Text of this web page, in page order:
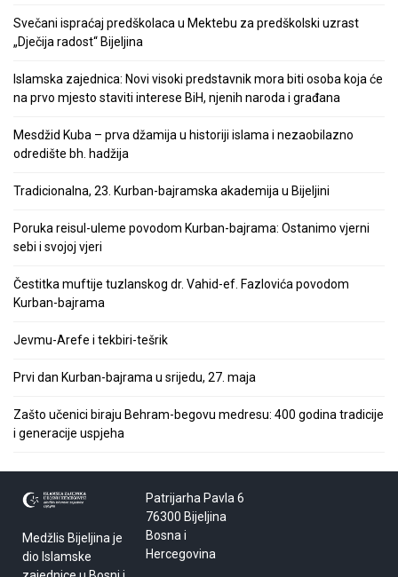
Svečani ispraćaj predškolaca u Mektebu za predškolski uzrast
„Dječija radost“ Bijeljina
Islamska zajednica: Novi visoki predstavnik mora biti osoba koja će
na prvo mjesto staviti interese BiH, njenih naroda i građana
Mesdžid Kuba – prva džamija u historiji islama i nezaobilazno
odredište bh. hadžija
Tradicionalna, 23. Kurban-bajramska akademija u Bijeljini
Poruka reisul-uleme povodom Kurban-bajrama: Ostanimo vjerni
sebi i svojoj vjeri
Čestitka muftije tuzlanskog dr. Vahid-ef. Fazlovića povodom
Kurban-bajrama
Jevmu-Arefe i tekbiri-tešrik
Prvi dan Kurban-bajrama u srijedu, 27. maja
Zašto učenici biraju Behram-begovu medresu: 400 godina tradicije
i generacije uspjeha
Medžlis Bijeljina je
dio Islamske
Patrijarha Pavla 6
76300 Bijeljina
Bosna i
Hercegovina